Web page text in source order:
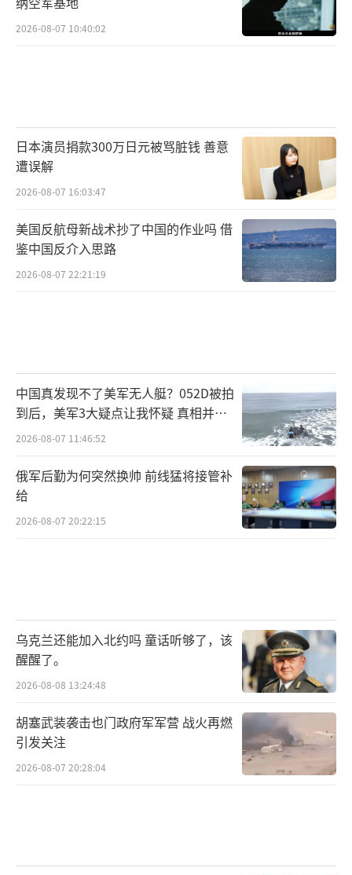
经济形势的变化对政策进行调整。如果国际市
场回暖，强制售汇比例可能进一步降低，以增
在多重经济挑战下，俄央行通过加息与强
制售汇等措施，积极稳定卢布汇率并遏制通
胀。这些举措虽可能对短期经济增长造成一定
冲击，但从长期来看，为俄罗斯金融环境的稳
定奠定了坚实基础。在未来，俄央行将继续通
过灵活调整政策，为卢布的抗风险能力保驾护
航，同时努力推动经济增长与金融稳定的平衡
（责任编辑：张佳鑫）
2026-08-07 10:40:02
日本演员捐款300万日元被骂脏钱 善意
遭误解
2026-08-07 16:03:47
美国反航母新战术抄了中国的作业吗 借
鉴中国反介入思路
2026-08-07 22:21:19
中国真发现不了美军无人艇？052D被拍
到后，美军3大疑点让我怀疑 真相并非
如此
2026-08-07 11:46:52
俄军后勤为何突然换帅 前线猛将接管补
给
2026-08-07 20:22:15
乌克兰还能加入北约吗 童话听够了，该
醒醒了。
2026-08-08 13:24:48
胡塞武装袭击也门政府军军营 战火再燃
引发关注
2026-08-07 20:28:04